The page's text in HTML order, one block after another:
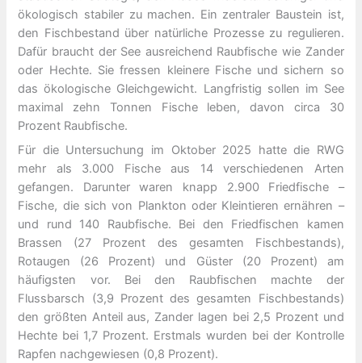
ökologisch stabiler zu machen. Ein zentraler Baustein ist,
den Fischbestand über natürliche Prozesse zu regulieren.
Dafür braucht der See ausreichend Raubfische wie Zander
oder Hechte. Sie fressen kleinere Fische und sichern so
das ökologische Gleichgewicht. Langfristig sollen im See
maximal zehn Tonnen Fische leben, davon circa 30
Prozent Raubfische.
Für die Untersuchung im Oktober 2025 hatte die RWG
mehr als 3.000 Fische aus 14 verschiedenen Arten
gefangen. Darunter waren knapp 2.900 Friedfische –
Fische, die sich von Plankton oder Kleintieren ernähren –
und rund 140 Raubfische. Bei den Friedfischen kamen
Brassen (27 Prozent des gesamten Fischbestands),
Rotaugen (26 Prozent) und Güster (20 Prozent) am
häufigsten vor. Bei den Raubfischen machte der
Flussbarsch (3,9 Prozent des gesamten Fischbestands)
den größten Anteil aus, Zander lagen bei 2,5 Prozent und
Hechte bei 1,7 Prozent. Erstmals wurden bei der Kontrolle
Rapfen nachgewiesen (0,8 Prozent).